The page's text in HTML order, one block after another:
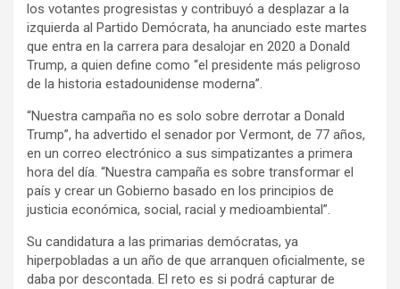
los votantes progresistas y contribuyó a desplazar a la
izquierda al Partido Demócrata, ha anunciado este martes
que entra en la carrera para desalojar en 2020 a Donald
Trump, a quien define como “el presidente más peligroso
de la historia estadounidense moderna”.
“Nuestra campaña no es solo sobre derrotar a Donald
Trump”, ha advertido el senador por Vermont, de 77 años,
en un correo electrónico a sus simpatizantes a primera
hora del día. “Nuestra campaña es sobre transformar el
país y crear un Gobierno basado en los principios de
justicia económica, social, racial y medioambiental”.
Su candidatura a las primarias demócratas, ya
hiperpobladas a un año de que arranquen oficialmente, se
daba por descontada. El reto es si podrá capturar de